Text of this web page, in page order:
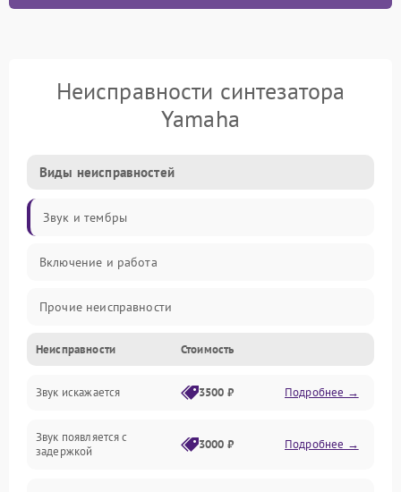
Неисправности синтезатора
Yamaha
Виды неисправностей
Звук и тембры
Включение и работа
Прочие неисправности
Управление и электроника
Клавиатура
Подключения и интерфейсы
Неисправности Стоимость
Звук искажается 3500 ₽ Подробнее →
Звук появляется с
задержкой
3000 ₽ Подробнее →